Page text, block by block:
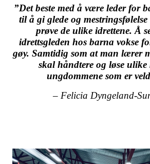
”Det beste med å være leder for
til å gi glede og
prøve de ulike idrettene. Å
idrettsgleden hos barna vokse
gøy. Samtidig som at man lærer
skal håndtere og løse
ungdommene som er
– Felicia Dyngeland-